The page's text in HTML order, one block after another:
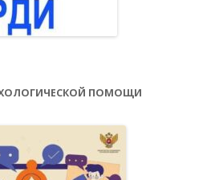
ПОМОЩИ